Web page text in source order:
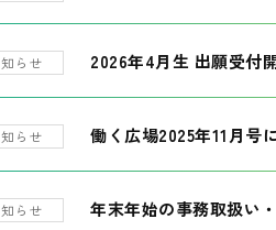
らせ 2026年4月生 出願受付
らせ 働く広場2025年11月号
らせ 年末年始の事務取扱い